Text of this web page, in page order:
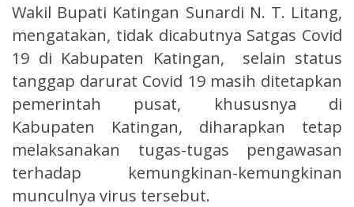
Wakil Bupati Katingan Sunardi N. T. Litang,
mengatakan, tidak dicabutnya Satgas Covid
19 di Kabupaten Katingan, selain status
tanggap darurat Covid 19 masih ditetapkan
pemerintah pusat, khususnya di
Kabupaten Katingan, diharapkan tetap
melaksanakan tugas-tugas pengawasan
terhadap kemungkinan-kemungkinan
munculnya virus tersebut.